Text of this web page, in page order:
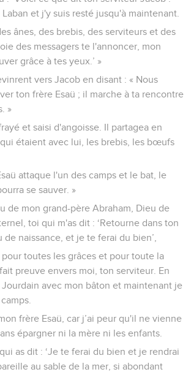
et j'y suis resté jusqu'à maintenant.
ânes, des brebis, des serviteurs et des
des messagers te l'annoncer, mon
grâce à tes yeux.’ »
vers Jacob en disant : « Nous
ton frère Esaü ; il marche à ta rencontre
»
et saisi d'angoisse. Il partagea en
étaient avec lui, les brebis, les bœufs
attaque l'un des camps et le bat, le
se sauver. »
de mon grand-père Abraham, Dieu de
toi qui m'as dit : ‘Retourne dans ton
de naissance, et je te ferai du bien’,
toutes les grâces et pour toute la
preuve envers moi, ton serviteur. En
avec mon bâton et maintenant je
frère Esaü, car j’ai peur qu'il ne vienne
épargner ni la mère ni les enfants.
as dit : ‘Je te ferai du bien et je rendrai
au sable de la mer, si abondant